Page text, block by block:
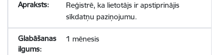
Reģistrē, ka lietotājs ir apstiprinājis
sīkdatņu paziņojumu.
1 mēnesis